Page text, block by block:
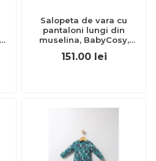
Salopeta de vara cu
pantaloni lungi din
muselina, BabyCosy,
(Marime: 6-9 luni) JEMBC-
151.00 lei